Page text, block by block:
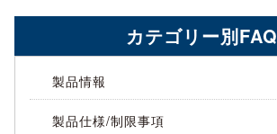
カテゴリー別FAQ
製品情報
製品仕様/制限事項